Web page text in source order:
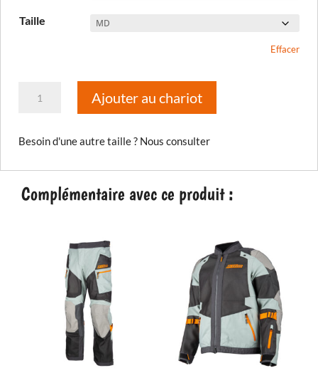
Taille
Effacer
longs
Badlands
GTX
Ajouter au chariot
Besoin d'une autre taille ? Nous consulter
Complémentaire avec ce produit :